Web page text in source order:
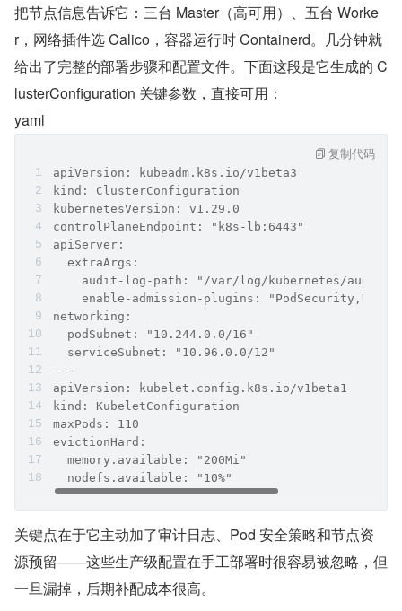
把节点信息告诉它：三台 Master（高可用）、五台 Worke
r，网络插件选 Calico，容器运行时 Containerd。几分钟就
给出了完整的部署步骤和配置文件。下面这段是它生成的 C
lusterConfiguration 关键参数，直接可用：
yaml
apiVersion: kubeadm.k8s.io/v1beta3
kind: ClusterConfiguration
kubernetesVersion: v1.29.0
controlPlaneEndpoint: "k8s-lb:6443"
apiServer:
  extraArgs:
audit-log-path: "/var/log/kubernetes/
enable-admission-plugins:
networking:
  podSubnet: "10.244.0.0/16"
  serviceSubnet: "10.96.0.0/12"
---
apiVersion: kubelet.config.k8s.io/v1beta1
kind: KubeletConfiguration
maxPods: 110
evictionHard:
  memory.available: "200Mi"
  nodefs.available: "10%"
复制代码
关键点在于它主动加了审计日志、Pod 安全策略和节点资
源预留——这些生产级配置在手工部署时很容易被忽略，但
一旦漏掉，后期补配成本很高。